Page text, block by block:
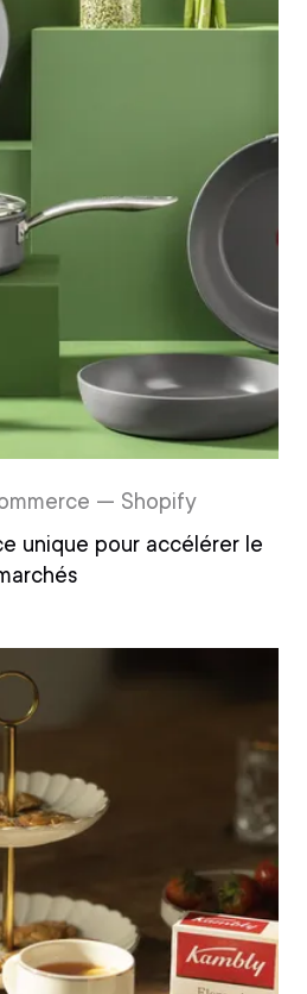
— Shopify
unique pour accélérer le